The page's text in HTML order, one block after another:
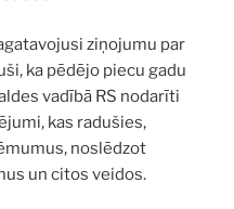
ziņojumu par
ka pēdējo piecu gadu
vadībā RS nodarīti
kas radušies,
noslēdzot
un citos veidos.